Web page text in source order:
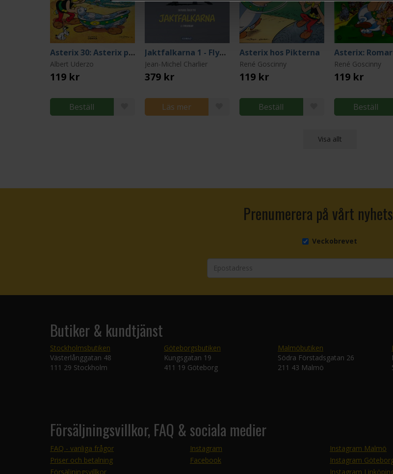
Asterix 30: Asterix på galejan
Albert Uderzo
119 kr
Beställ
Jaktfalkarna 1 - Flygskolan
Jean-Michel Charlier
379 kr
Läs mer
Asterix hos Pikterna
René Goscinny
119 kr
Beställ
René Goscinny
119 kr
Beställ
Visa allt
Prenumerera på vårt
Veckobrevet
Butiker & kundtjänst
Stockholmsbutiken
Västerlånggatan 48
111 29 Stockholm
Göteborgsbutiken
Kungsgatan 19
411 19 Göteborg
Malmöbutiken
Södra Förstadsgatan 26
211 43 Malmö
Försäljningsvillkor, FAQ & sociala medier
FAQ - vanliga frågor
Priser och betalning
Försäljningsvillkor
Instagram
Facebook
Instagram Malmö
Instagram
Instagram